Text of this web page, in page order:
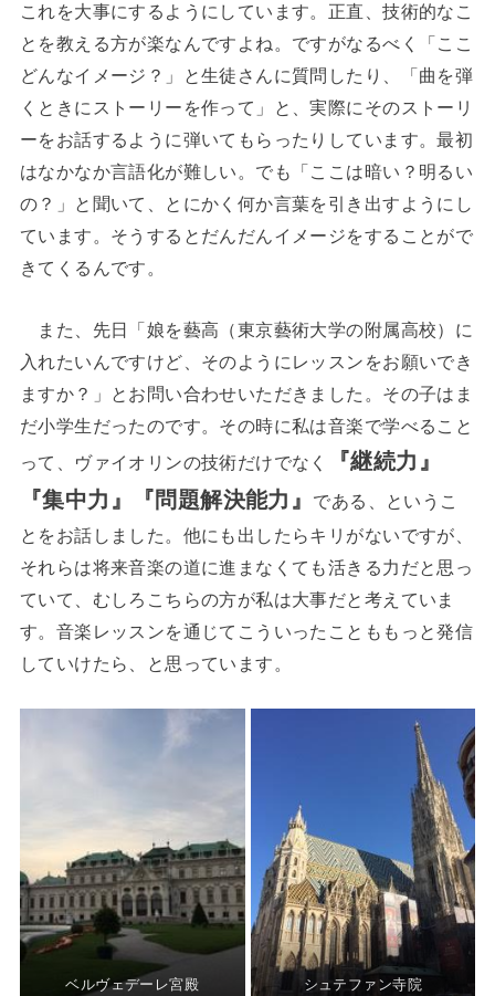
これを大事にするようにしています。正直、技術的なこ
とを教える方が楽なんですよね。ですがなるべく「ここ
どんなイメージ？」と生徒さんに質問したり、「曲を弾
くときにストーリーを作って」と、実際にそのストーリ
ーをお話するように弾いてもらったりしています。最初
はなかなか言語化が難しい。でも「ここは暗い？明るい
の？」と聞いて、とにかく何か言葉を引き出すようにし
ています。そうするとだんだんイメージをすることがで
きてくるんです。
また、先日「娘を藝高（東京藝術大学の附属高校）に
入れたいんですけど、そのようにレッスンをお願いでき
ますか？」とお問い合わせいただきました。その子はま
だ小学生だったのです。その時に私は音楽で学べること
って、ヴァイオリンの技術だけでなく
『継続力』
『集中力』『問題解決能力』
である、というこ
とをお話しました。他にも出したらキリがないですが、
それらは将来音楽の道に進まなくても活きる力だと思っ
ていて、むしろこちらの方が私は大事だと考えていま
す。音楽レッスンを通じてこういったことももっと発信
していけたら、と思っています。
ベルヴェデーレ宮殿 シュテファン寺院